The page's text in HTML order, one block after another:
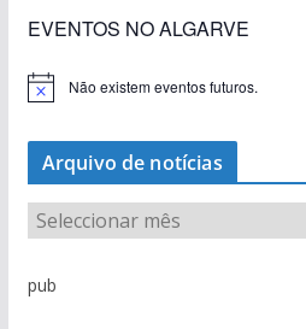
EVENTOS NO ALGARVE
Não existem eventos futuros.
Arquivo de notícias
r
pub